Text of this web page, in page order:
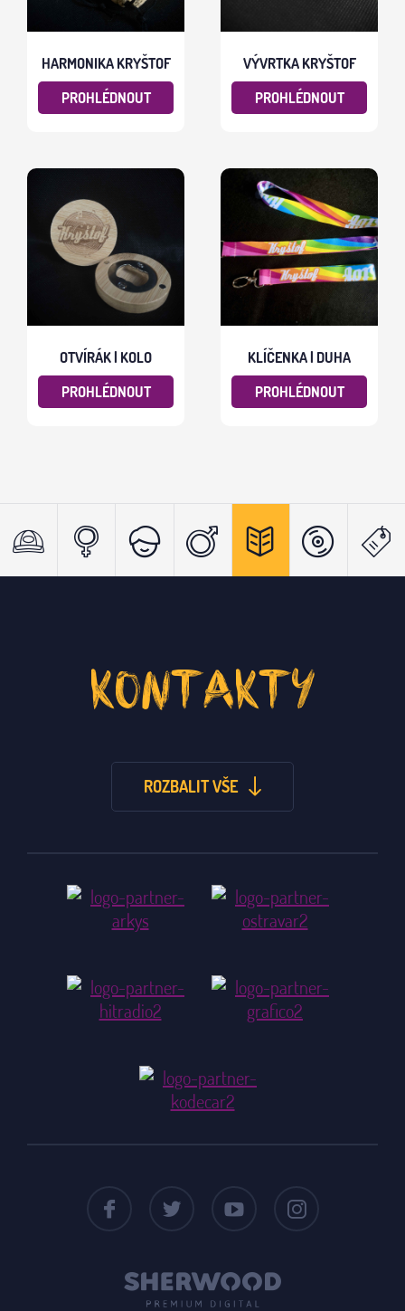
HARMONIKA KRYŠTOF
PROHLÉDNOUT
VÝVRTKA KRYŠTOF
PROHLÉDNOUT
OTVÍRÁK | KOLO
PROHLÉDNOUT
KLÍČENKA | DUHA
PROHLÉDNOUT
KONTAKTY
ROZBALIT VŠE